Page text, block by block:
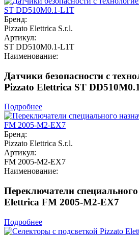
Бренд:
Pizzato Elettrica S.r.l.
Артикул:
ST DD510M0.1-L1T
Наименование:
Датчики безопасности с
Pizzato Elettrica ST
Подробнее
Бренд:
Pizzato Elettrica S.r.l.
Артикул:
FM 2005-M2-EX7
Наименование:
Переключатели
Elettrica FM 2005-M2-EX7
Подробнее